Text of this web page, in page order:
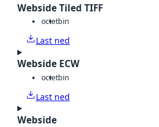
Webside Tiled TIFF
octetbin
Last ned
Webside ECW
octetbin
Last ned
Webside